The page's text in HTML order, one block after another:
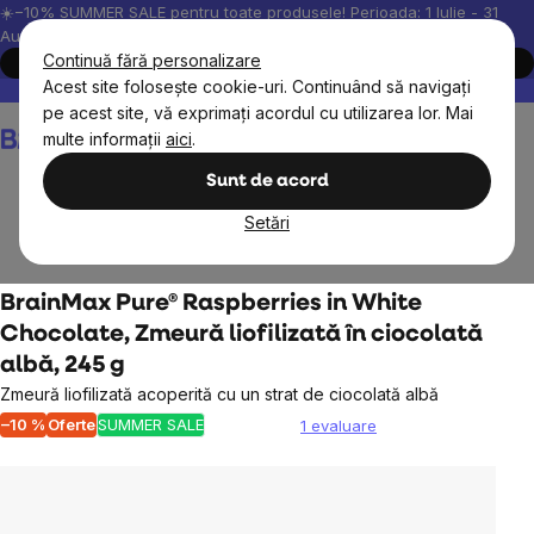
Continuă fără personalizare
Acest site folosește cookie-uri. Continuând să navigați
pe acest site, vă exprimați acordul cu utilizarea lor. Mai
multe informații aici.
Sunt de acord
Setări
Treci
la
conținut
☀️−10% SUMMER SALE pentru toate produsele! Perioada: 1 Iulie - 31
August, 2026.
Cumpără acum
Peste 200.000 de recenzii verificate
Produsele noastre sunt
Coş
de
BrainMax Pure® Raspberries in White
Chocolate, Zmeură liofilizată în ciocolată
albă, 245 g
Zmeură liofilizată acoperită cu un strat de ciocolată albă
–10 % OferteSUMMER SALE
Evaluarea
1 evaluare